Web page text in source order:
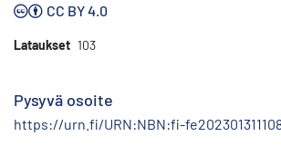
CC BY 4.0
Lataukset 103
Pysyvä osoite
https://urn.fi/URN:NBN:fi-